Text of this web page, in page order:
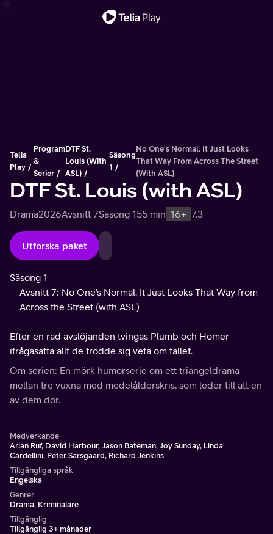
Telia
Play
Program
&
Serier
DTF St.
Louis (with
ASL)
Säsong
1
No One's Normal. It Just Looks
That Way From Across The Street
(with ASL)
DTF St. Louis (with ASL)
Drama2026Avsnitt 7Säsong 155 min 16+ 7.3
Utforska paket
Säsong 1
Avsnitt 7: No One's Normal. It Just Looks That Way from
Across the Street (with ASL)
Efter en rad avslöjanden tvingas Plumb och Homer
ifrågasätta allt de trodde sig veta om fallet.
Om serien: En mörk humorserie om ett triangeldrama
mellan tre vuxna med medelålderskris, som leder till att en
av dem dör.
Medverkande
Arlan Ruf, David Harbour, Jason Bateman, Joy Sunday, Linda
Cardellini, Peter Sarsgaard, Richard Jenkins
Tillgängliga språk
Engelska
Genrer
Drama, Kriminalare
Tillgänglig
Tillgänglig 3+ månader